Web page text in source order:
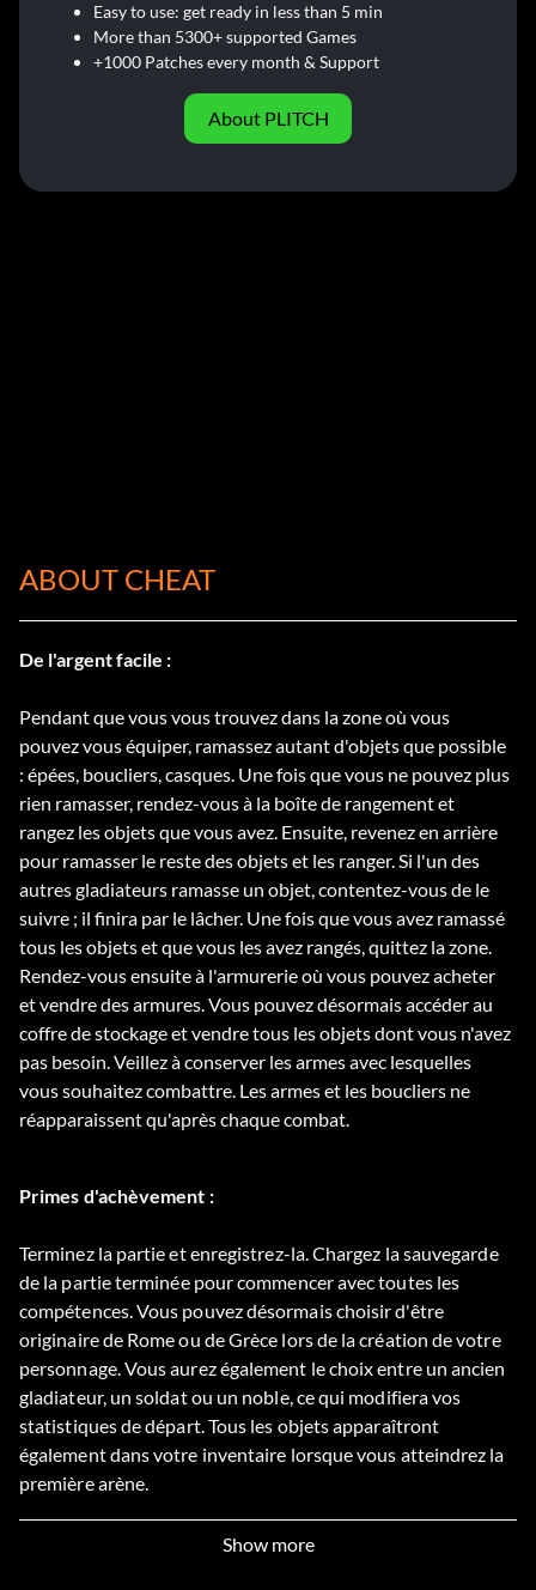
Easy to use: get ready in less than 5 min
More than 5300+ supported Games
+1000 Patches every month & Support
About PLITCH
ABOUT CHEAT
De l'argent facile :
Pendant que vous vous trouvez dans la zone où vous
pouvez vous équiper, ramassez autant d'objets que possible
: épées, boucliers, casques. Une fois que vous ne pouvez plus
rien ramasser, rendez-vous à la boîte de rangement et
rangez les objets que vous avez. Ensuite, revenez en arrière
pour ramasser le reste des objets et les ranger. Si l'un des
autres gladiateurs ramasse un objet, contentez-vous de le
suivre ; il finira par le lâcher. Une fois que vous avez ramassé
tous les objets et que vous les avez rangés, quittez la zone.
Rendez-vous ensuite à l'armurerie où vous pouvez acheter
et vendre des armures. Vous pouvez désormais accéder au
coffre de stockage et vendre tous les objets dont vous n'avez
pas besoin. Veillez à conserver les armes avec lesquelles
vous souhaitez combattre. Les armes et les boucliers ne
réapparaissent qu'après chaque combat.
Primes d'achèvement :
Terminez la partie et enregistrez-la. Chargez la sauvegarde
de la partie terminée pour commencer avec toutes les
compétences. Vous pouvez désormais choisir d'être
originaire de Rome ou de Grèce lors de la création de votre
personnage. Vous aurez également le choix entre un ancien
gladiateur, un soldat ou un noble, ce qui modifiera vos
statistiques de départ. Tous les objets apparaîtront
également dans votre inventaire lorsque vous atteindrez la
première arène.
Show more